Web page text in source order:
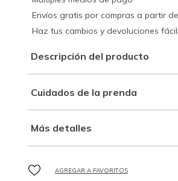
Envíos gratis por compras a partir
Haz tus cambios y devoluciones
Descripción del producto
Cuidados de la prenda
Más detalles